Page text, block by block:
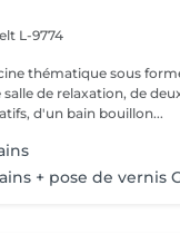
L-9774
thématique sous
de relaxation, de
d'un bain bouillon...
+ pose de vernis